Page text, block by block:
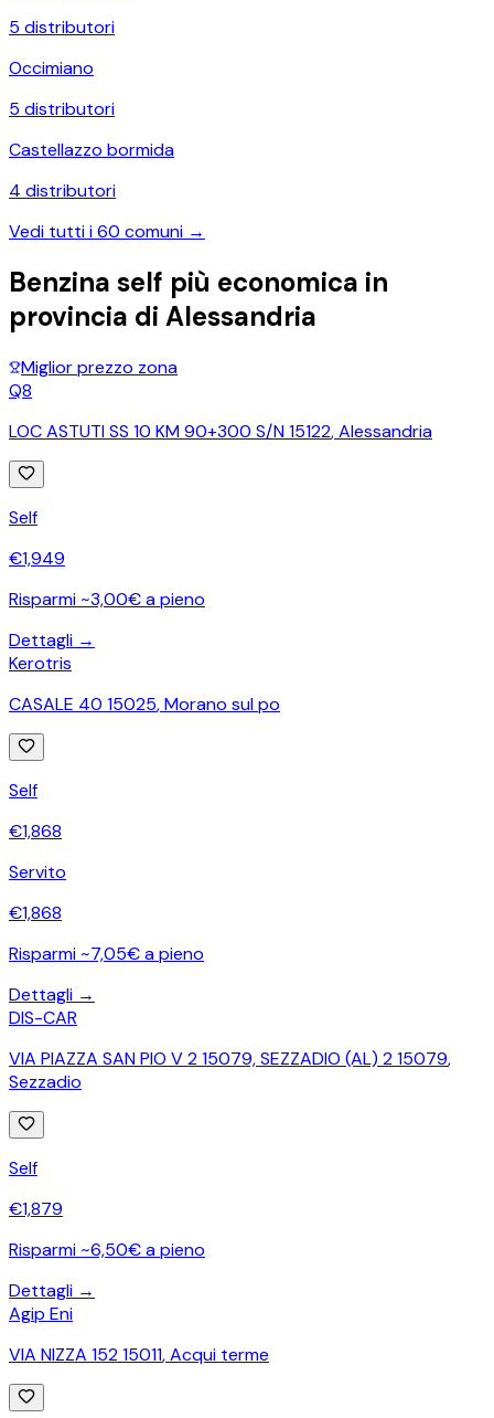
5 distributori
Occimiano
5 distributori
Castellazzo bormida
4 distributori
Vedi tutti i60 comuni →
Benzina self più economica in
provincia di Alessandria
Miglior prezzo zona
Q8
LOC ASTUTI SS 10 KM 90+300 S/N 15122,Alessandria
Self
€1,949
Risparmi ~3,00€ a pieno
Dettagli →
Kerotris
CASALE 40 15025,Morano sul po
Self
€1,868
Servito
€1,868
Risparmi ~7,05€ a pieno
Dettagli →
DIS-CAR
VIA PIAZZA SAN PIO V 2 15079, SEZZADIO (AL) 2 15079,
Sezzadio
Self
€1,879
Risparmi ~6,50€ a pieno
Dettagli →
Agip Eni
VIA NIZZA 152 15011,Acqui terme